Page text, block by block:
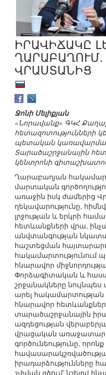
ԻՐԱՎԻՃԱԿԸ
ՎՐԱՍՏԱՆԻՑ
Ջոնի Մելիքյան
«Նորավանք» ԳԿՀ
հետազոտությունների
պետական
Տարածաշրջանային
կենտրոնի
Ղարաբաղյան
մարտական
առաջին իսկ ժամերից
ղեկավարությունը,
լրջության և երկրի
հետևանքների վրա,
անվտանգության
հաշտեցման
հակամարտությունում
հնարավոր
Փորձագիտական և
շրջանակները նույնպես
արել հակամարտության
հնարավոր
տարածաշրջանային
ազդեցության
վրացական առաջատար
գործունեությունը,
իրադարձությունները
շփման գծում՝ նշելով